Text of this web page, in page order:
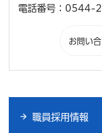
電話番号：0544-
職員採用情報